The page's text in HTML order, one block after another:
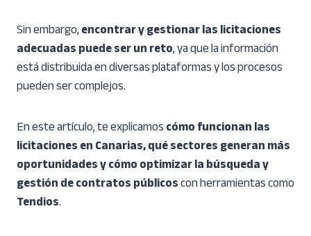
Sin embargo,encontrar y gestionar las licitaciones
adecuadas puede ser un reto, ya que la información
está distribuida en diversas plataformas y los procesos
pueden ser complejos.
En este artículo, te explicamoscómo funcionan las
licitaciones en Canarias, qué sectores generan más
oportunidades y cómo optimizar la búsqueda y
gestión de contratos públicoscon herramientas como
Tendios.